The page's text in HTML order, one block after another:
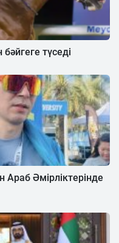
түседі
Араб Әмірліктерінде